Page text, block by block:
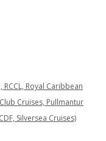
Royal Caribbean
Cruises, Pullmantur
Silversea Cruises)